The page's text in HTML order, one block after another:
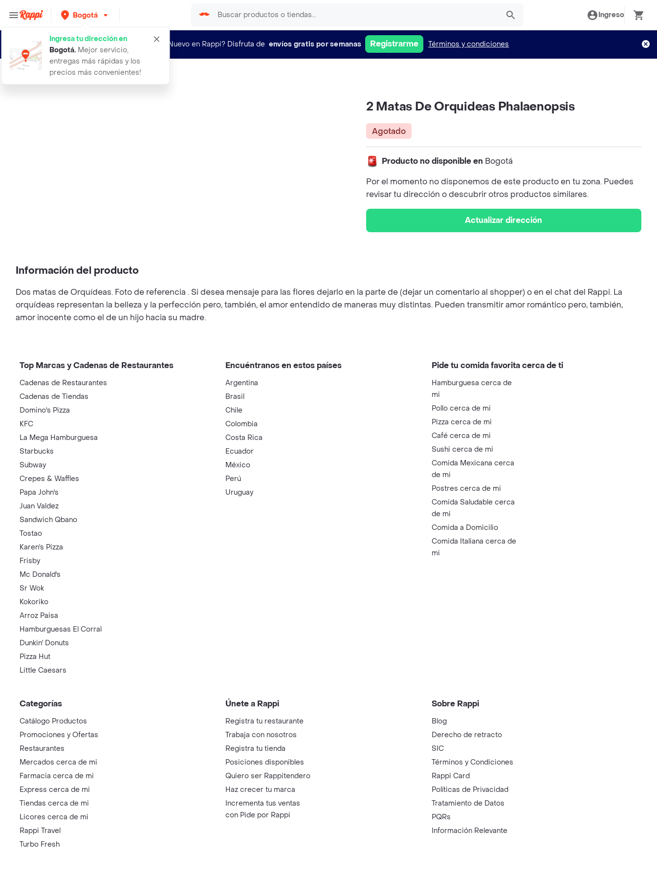
Bogotá
Ingresa tu dirección en
Bogotá. Mejor servicio,
entregas más rápidas y los
precios más convenientes!
Ingreso
¿Nuevo en Rappi? Disfruta de envíos gratis por semanas Registrarme Términos y condiciones
2 matas de orquideas phalaenopsis
2 Matas De Orquideas Phalaenopsis
Agotado
Producto no disponible en Bogotá
Por el momento no disponemos de este producto en tu zona. Puedes
revisar tu dirección o descubrir otros productos similares.
Actualizar dirección
Información del producto
Dos matas de Orquídeas. Foto de referencia . Si desea mensaje para las flores dejarlo en la parte de (dejar un comentario al shopper) o en el chat del Rappi. La
orquídeas representan la belleza y la perfección pero, también, el amor entendido de maneras muy distintas. Pueden transmitir amor romántico pero, también,
amor inocente como el de un hijo hacia su madre.
Top Marcas y Cadenas de Restaurantes
Cadenas de Restaurantes
Cadenas de Tiendas
Domino's Pizza
KFC
La Mega Hamburguesa
Starbucks
Subway
Crepes & Waffles
Papa John's
Juan Valdez
Sandwich Qbano
Tostao
Karen's Pizza
Frisby
Mc Donald's
Sr Wok
Kokoriko
Arroz Paisa
Hamburguesas El Corral
Dunkin' Donuts
Pizza Hut
Little Caesars
Encuéntranos en estos países
Argentina
Brasil
Chile
Colombia
Costa Rica
Ecuador
México
Perú
Uruguay
Pide tu comida favorita cerca de ti
Hamburguesa cerca de
mi
Pollo cerca de mi
Pizza cerca de mi
Café cerca de mi
Sushi cerca de mi
Comida Mexicana cerca
de mi
Postres cerca de mi
Comida Saludable cerca
de mi
Comida a Domicilio
Comida Italiana cerca de
mi
Categorías
Catálogo Productos
Promociones y Ofertas
Restaurantes
Mercados cerca de mi
Farmacia cerca de mi
Express cerca de mi
Tiendas cerca de mi
Licores cerca de mi
Rappi Travel
Turbo Fresh
Únete a Rappi
Registra tu restaurante
Trabaja con nosotros
Registra tu tienda
Posiciones disponibles
Quiero ser Rappitendero
Haz crecer tu marca
Incrementa tus ventas
con Pide por Rappi
Sobre Rappi
Blog
Derecho de retracto
SIC
Términos y Condiciones
Rappi Card
Políticas de Privacidad
Tratamiento de Datos
PQRs
Información Relevante